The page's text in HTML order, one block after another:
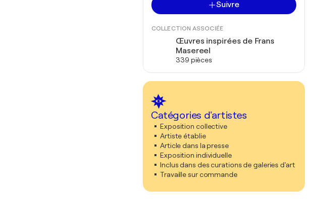
Suivre
COLLECTION ASSOCIÉE
Œuvres inspirées de Frans
Masereel
339 pièces
Catégories d'artistes
Exposition collective
Artiste établie
Article dans la presse
Exposition individuelle
Inclus dans des curations de galeries d'art
Travaille sur commande